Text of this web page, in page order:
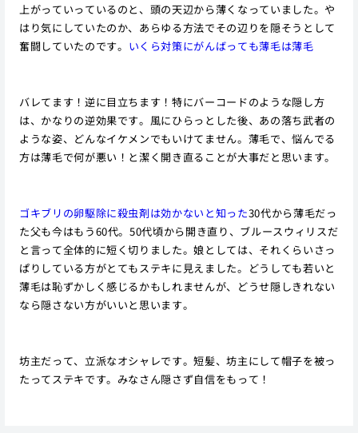
上がっていっているのと、頭の天辺から薄くなっていました。や
はり気にしていたのか、あらゆる方法でその辺りを隠そうとして
奮闘していたのです。 いくら対策にがんばっても薄毛は薄毛
バレてます！逆に目立ちます！特にバーコードのような隠し方
は、かなりの逆効果です。風にひらっとした後、あの落ち武者の
ような姿、どんなイケメンでもいけてません。薄毛で、悩んでる
方は薄毛で何が悪い！と潔く開き直ることが大事だと思います。
ゴキブリの卵駆除に殺虫剤は効かないと知った30代から薄毛だっ
た父も今はもう60代。50代頃から開き直り、ブルースウィリスだ
と言って全体的に短く切りました。娘としては、それくらいさっ
ぱりしている方がとてもステキに見えました。どうしても若いと
薄毛は恥ずかしく感じるかもしれませんが、どうせ隠しきれない
なら隠さない方がいいと思います。
坊主だって、立派なオシャレです。短髪、坊主にして帽子を被っ
たってステキです。みなさん隠さず自信をもって！